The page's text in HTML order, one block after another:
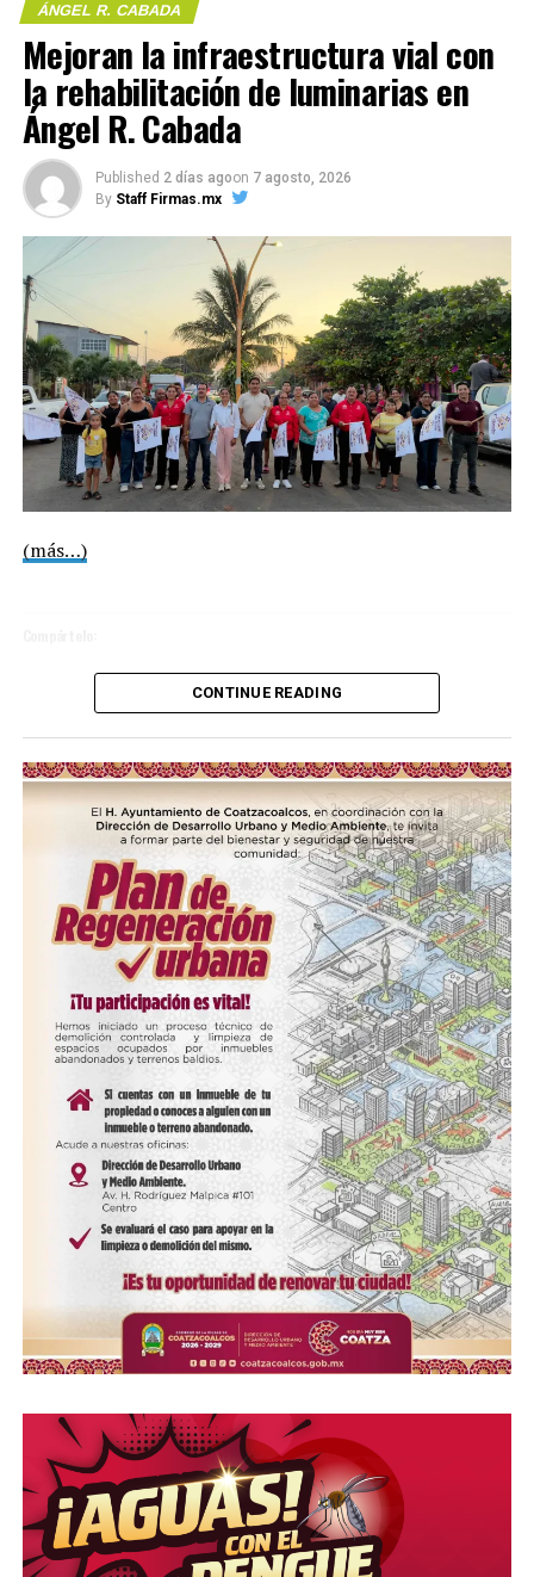
Me gusta esto:
COMPARTE ESTA INFORMACIÓN
ÁNGEL R. CABADA
Mejoran la infraestructura vial con
la rehabilitación de luminarias en
Ángel R. Cabada
Published 2 días agoon 7 agosto, 2026
By Staff Firmas.mx
(más…)
Me gusta esto:
COMPARTE ESTA INFORMACIÓN
CONTINUE READING